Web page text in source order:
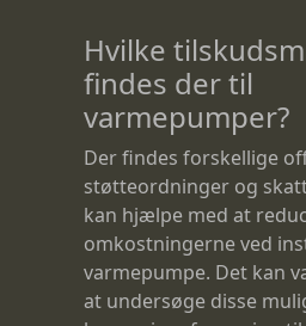
Hvilke
findes der til
varmepumper?
Der findes forskellige
støtteordninger og
kan hjælpe med at
omkostningerne ved
varmepumpe. Det kan
at undersøge disse